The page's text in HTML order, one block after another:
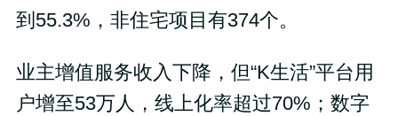
到55.3%，非住宅项目有374个。
业主增值服务收入下降，但“K生活”平台用
户增至53万人，线上化率超过70%；数字